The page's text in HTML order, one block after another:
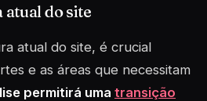
do site
atual do site, é crucial
e as áreas que necessitam
permitirá uma transição